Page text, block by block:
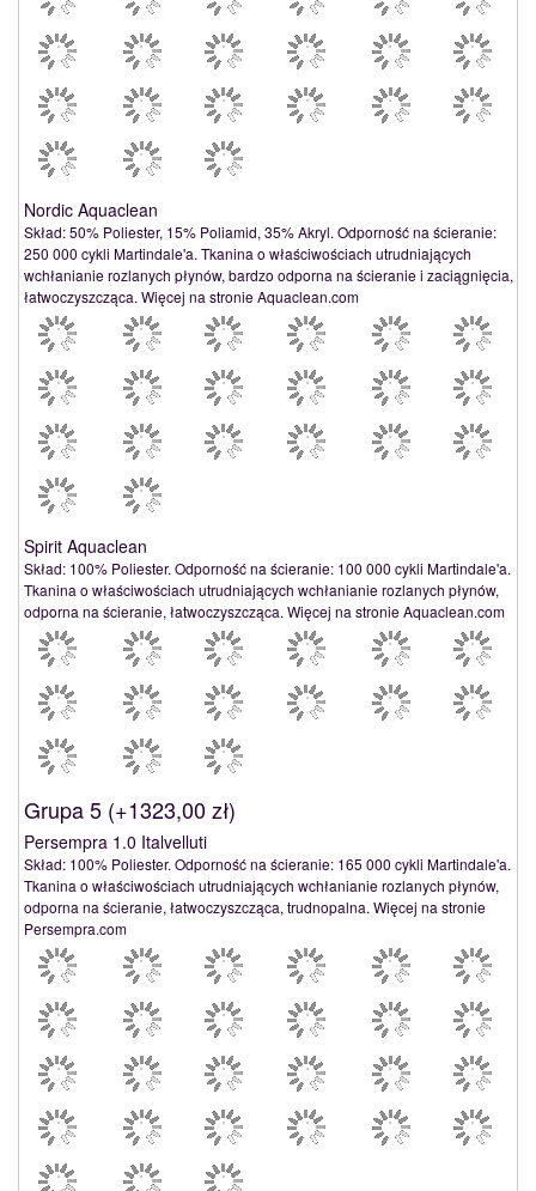
Nordic Aquaclean
Skład: 50% Poliester, 15% Poliamid, 35% Akryl. Odporność na ścieranie:
250 000 cykli Martindale'a. Tkanina o właściwościach utrudniających
wchłanianie rozlanych płynów, bardzo odporna na ścieranie i zaciągnięcia,
łatwoczyszcząca. Więcej na stronie Aquaclean.com
Spirit Aquaclean
Skład: 100% Poliester. Odporność na ścieranie: 100 000 cykli Martindale'a.
Tkanina o właściwościach utrudniających wchłanianie rozlanych płynów,
odporna na ścieranie, łatwoczyszcząca. Więcej na stronie Aquaclean.com
Grupa 5 (+1323,00 zł)
Persempra 1.0 Italvelluti
Skład: 100% Poliester. Odporność na ścieranie: 165 000 cykli Martindale'a.
Tkanina o właściwościach utrudniających wchłanianie rozlanych płynów,
odporna na ścieranie, łatwoczyszcząca, trudnopalna. Więcej na stronie
Persempra.com